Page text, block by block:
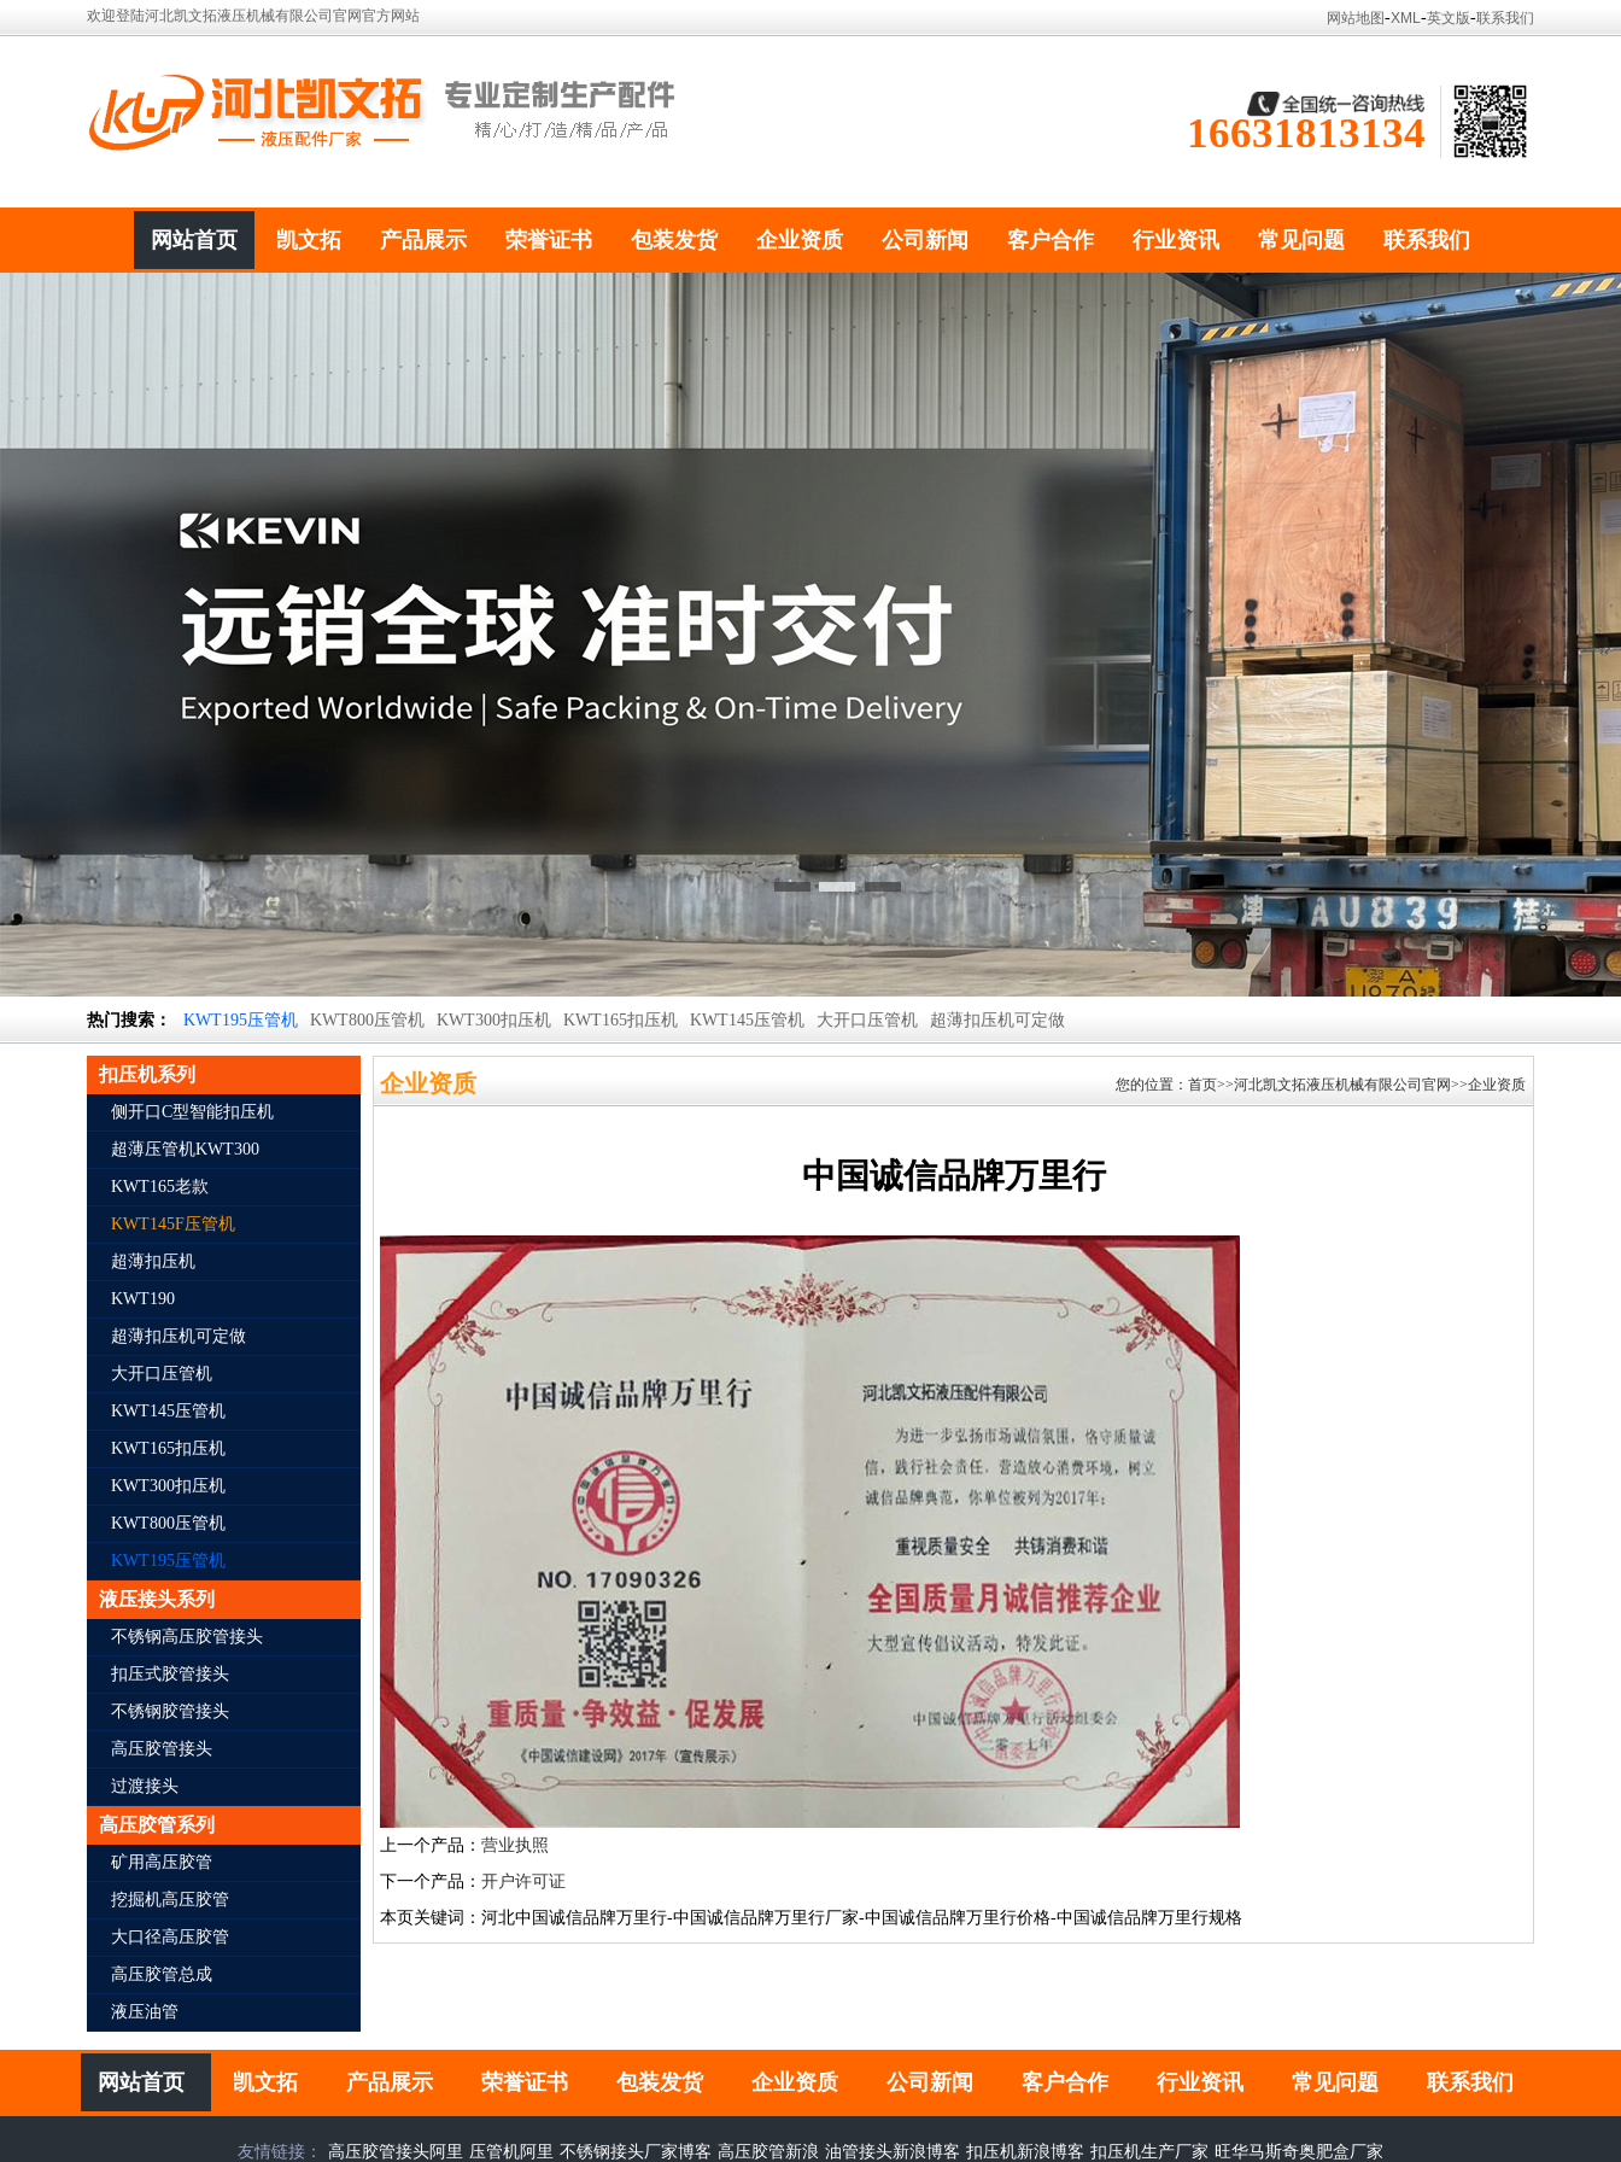
欢迎登陆河北凯文拓液压机械有限公司官网官方网站 网站地图-XML-英文版-联系我们
16631813134
网站首页 凯文拓 产品展示 荣誉证书 包装发货 企业资质 公司新闻 客户合作 行业资讯 常见问题 联系我们
热门搜索： KWT195压管机 KWT800压管机 KWT300扣压机 KWT165扣压机 KWT145压管机 大开口压管机 超薄扣压机可定做
扣压机系列
侧开口C型智能扣压机
超薄压管机KWT300
KWT165老款
KWT145F压管机
超薄扣压机
KWT190
超薄扣压机可定做
大开口压管机
KWT145压管机
KWT165扣压机
KWT300扣压机
KWT800压管机
KWT195压管机
液压接头系列
不锈钢高压胶管接头
扣压式胶管接头
不锈钢胶管接头
高压胶管接头
过渡接头
高压胶管系列
矿用高压胶管
挖掘机高压胶管
大口径高压胶管
高压胶管总成
液压油管
企业资质 您的位置：首页>>河北凯文拓液压机械有限公司官网>>企业资质
中国诚信品牌万里行
上一个产品： 营业执照
下一个产品： 开户许可证
本页关键词：河北中国诚信品牌万里行-中国诚信品牌万里行厂家-中国诚信品牌万里行价格-中国诚信品牌万里行规格
网站首页 凯文拓 产品展示 荣誉证书 包装发货 企业资质 公司新闻 客户合作 行业资讯 常见问题 联系我们
友情链接： 高压胶管接头阿里 压管机阿里 不锈钢接头厂家博客 高压胶管新浪 油管接头新浪博客 扣压机新浪博客 扣压机生产厂家 旺华马斯奇奥肥盒厂家